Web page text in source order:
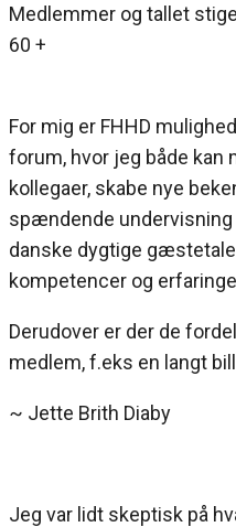
Medlemmer og tallet
60 +
For mig er FHHD
forum, hvor jeg både kan
kollegaer, skabe nye
spændende
danske dygtige
kompetencer og
Derudover er der de
medlem, f.eks en langt
~ Jette Brith Diaby
Jeg var lidt skeptisk på